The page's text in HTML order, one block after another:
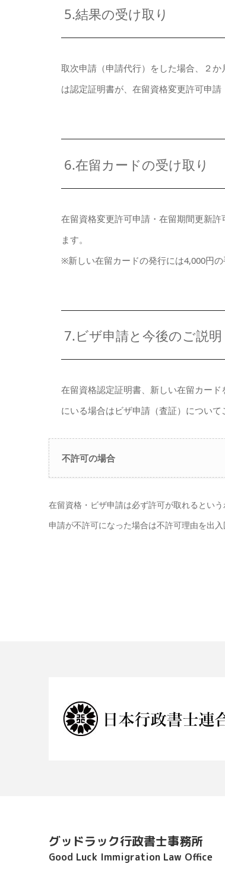
5.結果の受け取り
取次申請（申請代行）をした場合、２
は認定証明書が、在留資格変更許可申
6.在留カードの受け取り
在留資格変更許可申請・在留期間更新
ます。
※新しい在留カードの発行には4,000円
7.ビザ申請と今後のご説明
在留資格認定証明書、新しい在留カー
にいる場合はビザ申請（査証）について
不許可の場合
在留資格・ビザ申請は必ず許可が取れるという
申請が不許可になった場合は不許可理由を出
グッドラック行政書士事務所
Good Luck Immigration Law Office